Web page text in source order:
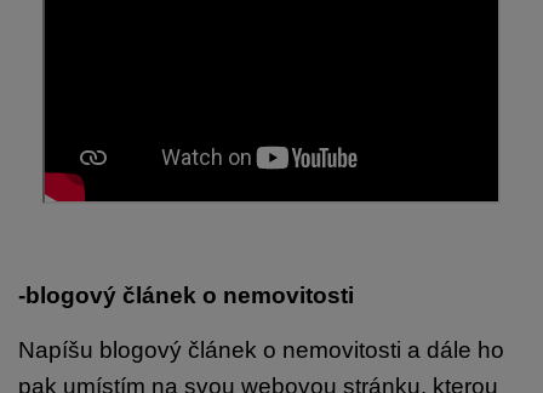
-blogový článek o nemovitosti
Napíšu blogový článek o nemovitosti a dále ho
pak umístím na svou webovou stránku, kterou